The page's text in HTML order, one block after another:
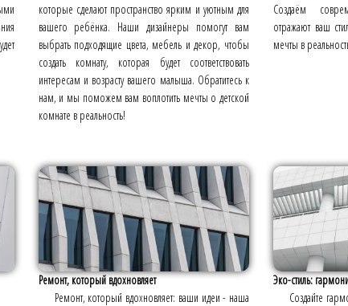
которые сделают пространство ярким и уютным для
вашего ребёнка. Наши дизайнеры помогут вам
выбрать подходящие цвета, мебель и декор, чтобы
создать комнату, которая будет соответствовать
интересам и возрасту вашего малыша. Обратитесь к
нам, и мы поможем вам воплотить мечты о детской
комнате в реальность!
Создаём
отражают ваш
мечты в
Ремонт, который вдохновляет
Ремонт, который вдохновляет: ваши идеи - наша
Эко-стиль:
Создайте